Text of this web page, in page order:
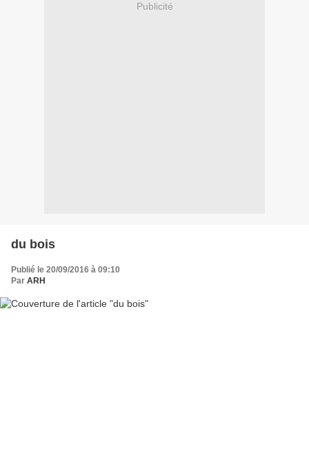
Publicité
du bois
Publié le 20/09/2016 à 09:10
Par ARH